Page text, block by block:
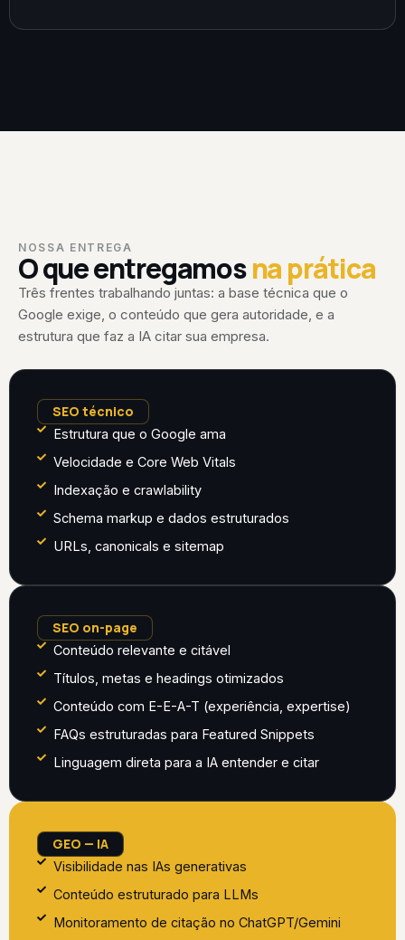
NOSSA ENTREGA
O que entregamosna prática
Três frentes trabalhando juntas: a base técnica que o
Google exige, o conteúdo que gera autoridade, e a
estrutura que faz a IA citar sua empresa.
SEO técnico
Estrutura que o Google ama
Velocidade e Core Web Vitals
Indexação e crawlability
Schema markup e dados estruturados
URLs, canonicals e sitemap
SEO on-page
Conteúdo relevante e citável
Títulos, metas e headings otimizados
Conteúdo com E-E-A-T (experiência, expertise)
FAQs estruturadas para Featured Snippets
Linguagem direta para a IA entender e citar
GEO — IA
Visibilidade nas IAs generativas
Conteúdo estruturado para LLMs
Monitoramento de citação no ChatGPT/Gemini